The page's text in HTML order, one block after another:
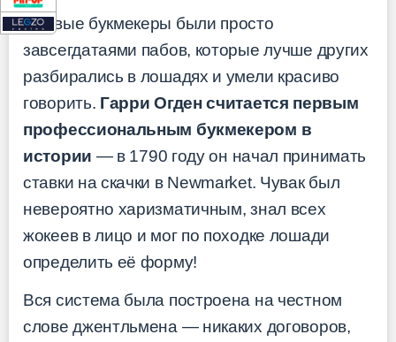
Первые букмекеры были просто
завсегдатаями пабов, которые лучше других
разбирались в лошадях и умели красиво
говорить. Гарри Огден считается первым
профессиональным букмекером в
истории — в 1790 году он начал принимать
ставки на скачки в Newmarket. Чувак был
невероятно харизматичным, знал всех
жокеев в лицо и мог по походке лошади
определить её форму!
Вся система была построена на честном
слове джентльмена — никаких договоров,